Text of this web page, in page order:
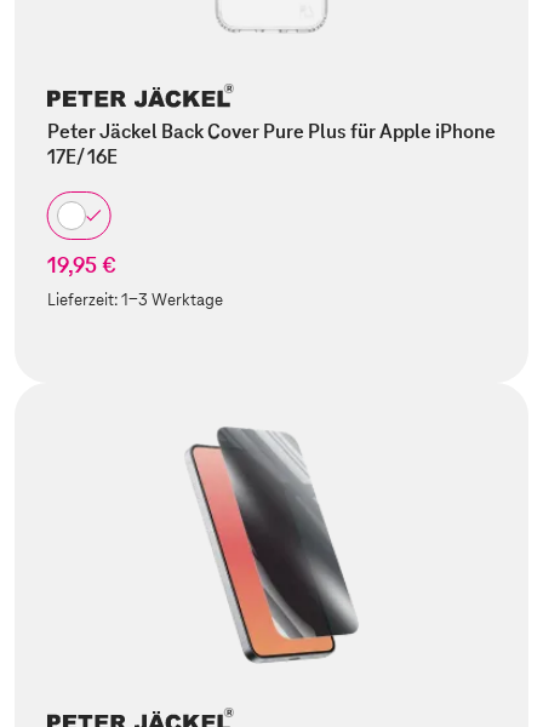
Peter Jäckel Back Cover Pure Plus für Apple iPhone
17E/ 16E
19,95 €
Lieferzeit:1-3 Werktage